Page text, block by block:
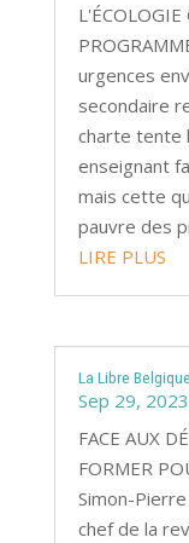
L'ÉCOLOGIE
urgences
secondaire
charte tente
enseignant
mais cette
pauvre des
LIRE PLUS
La Libre
Sep 29, 2023
FACE AUX
FORMER
Simon-
chef de la